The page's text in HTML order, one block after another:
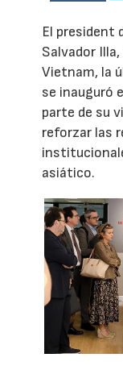
El president
Salvador
Vietnam, la
se inauguró
parte de su
reforzar las
asiático.